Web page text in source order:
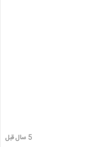
5 سال قبل